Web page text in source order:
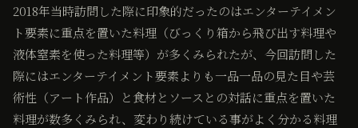
2018年当時訪問した際に印象的だったのはエンターテイメン
ト要素に重点を置いた料理（びっくり箱から飛び出す料理や
液体窒素を使った料理等）が多くみられたが、今回訪問した
際にはエンターテイメント要素よりも一品一品の見た目や芸
術性（アート作品）と食材とソースとの対話に重点を置いた
料理が数多くみられ、変わり続けている事がよく分かる料理